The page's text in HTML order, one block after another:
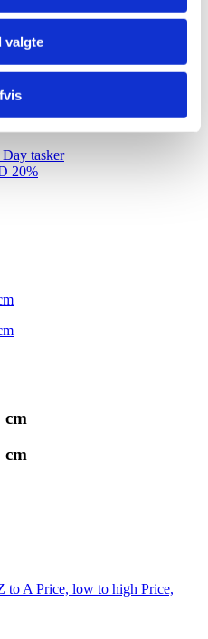
valgte
opening hours
tasker
20%
cm
cm
to A Price, low to high Price,